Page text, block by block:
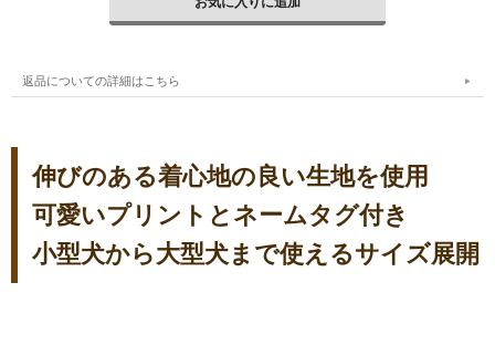
返品についての詳細はこちら
伸びのある着心地の良い生地を使用
可愛いプリントとネームタグ付き
小型犬から大型犬まで使えるサイズ展開